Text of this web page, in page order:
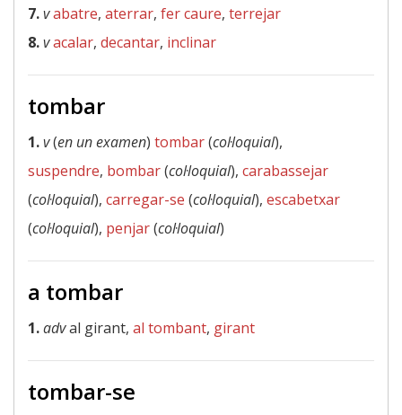
7.vabatre, aterrar, fer caure, terrejar
8.vacalar, decantar, inclinar
tombar
1.v(en un examen) tombar(col·loquial),
suspendre, bombar(col·loquial), carabassejar
(col·loquial), carregar-se (col·loquial), escabetxar
(col·loquial), penjar(col·loquial)
a tombar
1.adval girant, al tombant, girant
tombar-se